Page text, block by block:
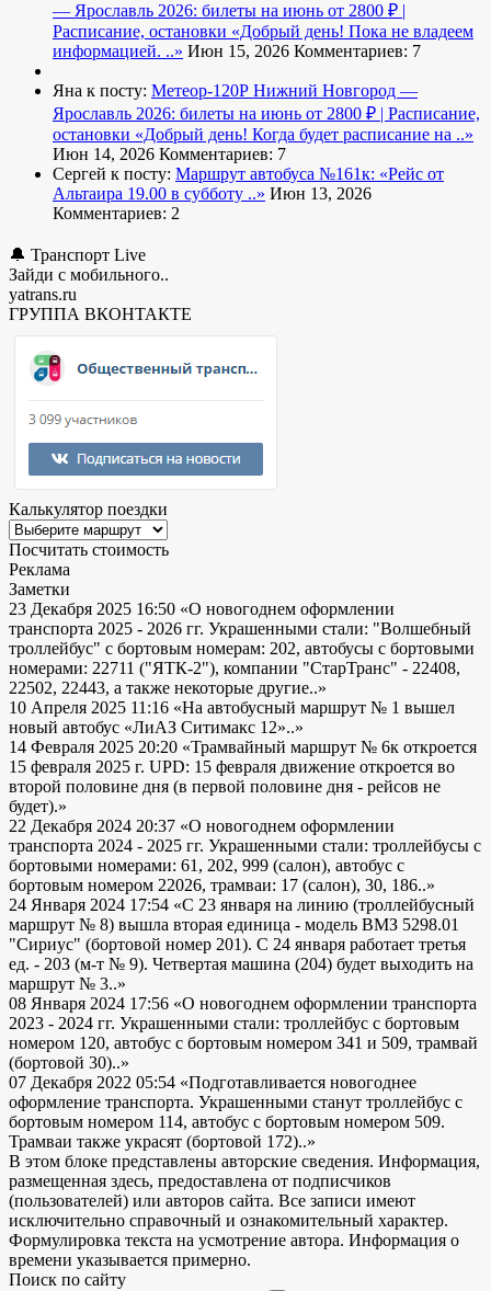
— Ярославль 2026: билеты на июнь от 2800 ₽ |
Расписание, остановки «Добрый день! Пока не владеем
информацией. ..» Июн 15, 2026 Комментариев: 7
Яна к посту: Метеор-120Р Нижний Новгород —
Ярославль 2026: билеты на июнь от 2800 ₽ | Расписание,
остановки «Добрый день! Когда будет расписание на ..»
Июн 14, 2026 Комментариев: 7
Сергей к посту: Маршрут автобуса №161к: «Рейс от
Альтаира 19.00 в субботу ..» Июн 13, 2026
Комментариев: 2
🔔 Транспорт Live
Зайди с мобильного..
yatrans.ru
ГРУППА ВКОНТАКТЕ
Калькулятор поездки
Посчитать стоимость
Реклама
Заметки
23 Декабря 2025 16:50 «О новогоднем оформлении
транспорта 2025 - 2026 гг. Украшенными стали: "Волшебный
троллейбус" с бортовым номерам: 202, автобусы с бортовыми
номерами: 22711 ("ЯТК-2"), компании "СтарТранс" - 22408,
22502, 22443, а также некоторые другие..»
10 Апреля 2025 11:16 «На автобусный маршрут № 1 вышел
новый автобус «ЛиАЗ Ситимакс 12»..»
14 Февраля 2025 20:20 «Трамвайный маршрут № 6к откроется
15 февраля 2025 г. UPD: 15 февраля движение откроется во
второй половине дня (в первой половине дня - рейсов не
будет).»
22 Декабря 2024 20:37 «О новогоднем оформлении
транспорта 2024 - 2025 гг. Украшенными стали: троллейбусы с
бортовыми номерами: 61, 202, 999 (салон), автобус с
бортовым номером 22026, трамваи: 17 (салон), 30, 186..»
24 Января 2024 17:54 «С 23 января на линию (троллейбусный
маршрут № 8) вышла вторая единица - модель ВМЗ 5298.01
"Сириус" (бортовой номер 201). С 24 января работает третья
ед. - 203 (м-т № 9). Четвертая машина (204) будет выходить на
маршрут № 3..»
08 Января 2024 17:56 «О новогоднем оформлении транспорта
2023 - 2024 гг. Украшенными стали: троллейбус с бортовым
номером 120, автобус с бортовым номером 341 и 509, трамвай
(бортовой 30)..»
07 Декабря 2022 05:54 «Подготавливается новогоднее
оформление транспорта. Украшенными станут троллейбус с
бортовым номером 114, автобус с бортовым номером 509.
Трамваи также украсят (бортовой 172)..»
В этом блоке представлены авторские сведения. Информация,
размещенная здесь, предоставлена от подписчиков
(пользователей) или авторов сайта. Все записи имеют
исключительно справочный и ознакомительный характер.
Формулировка текста на усмотрение автора. Информация о
времени указывается примерно.
Поиск по сайту